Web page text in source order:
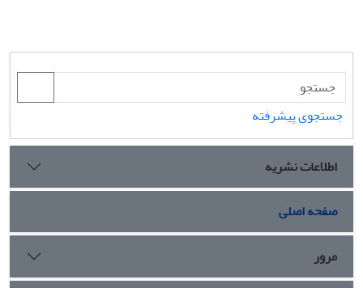
جستجوی پیشرفته
اطلاعات نشریه
صفحه اصلی
مرور